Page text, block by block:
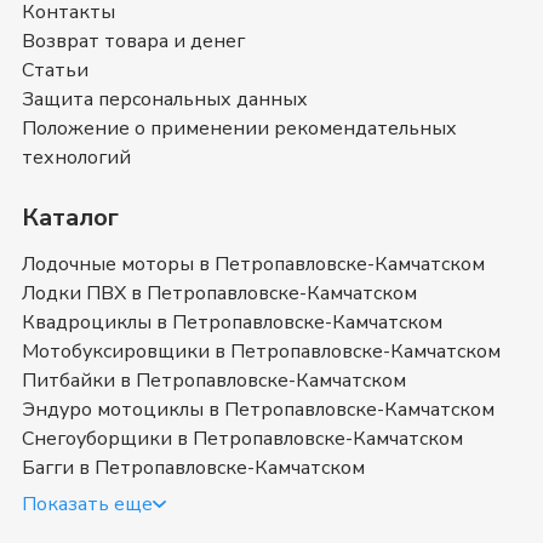
Снегоуборщики Habert
На сайте нашего интернет магазина мы постарались
собрать самые полные описания и технические
характеристики наСнегоуборщики Habert. Также
вы можете ознакомиться с отзывами покупателей на
Снегоуборщики Habert
Петропавловске-Камчатском
Позвоните нам по телефону магазина в
Петропавловске-Камчатском8 (415) 221-77-60
8 (800) 351-17-74. Мы с удовольствием ответим на
все интересующие вопросы о покупке товаров в
категорииСнегоуборщики Habert. Быстрая доставка
вПетропавловске-Камчатском, Камчатский крайи в
любой город России.
Купить снегоуборщик Habert в
Контакты
Возврат товара и денег
Статьи
Защита персональных данных
Положение о применении рекомендательных
технологий
Каталог
Лодочные моторы в Петропавловске-Камчатском
Лодки ПВХ в Петропавловске-Камчатском
Квадроциклы в Петропавловске-Камчатском
Мотобуксировщики в Петропавловске-Камчатском
Питбайки в Петропавловске-Камчатском
Эндуро мотоциклы в Петропавловске-Камчатском
Снегоуборщики в Петропавловске-Камчатском
Багги в Петропавловске-Камчатском
Показать еще